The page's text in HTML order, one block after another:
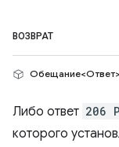
ВОЗВРАТ
Обещание<Ответ>
Либо ответ 206
которого